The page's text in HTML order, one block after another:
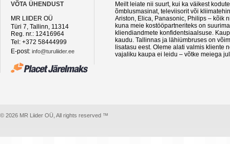
VÕTA ÜHENDUST
MR LIIDER OÜ
Türi 7, Tallinn, 11314
Reg. nr.: 12416964
Tel: +372 58444999
E-post: info@turuliider.ee
© 2026 MR Liider OÜ, All rights reserved ™
Meilt leiate nii suurt, kui ka väikest
õmblusmasinat, televiisorit või
Ariston, Elica, Panasonic, Philips – kõik
kuna meie kostööpartneriteks on
kliendiandmete konfidentsiaalsuse.
kaudu. Tallinnas ja lähiümbruses on
lisatasu eest. Oleme alati valmis kliente
vajaliku kaupa ei leidu – võtke meiega